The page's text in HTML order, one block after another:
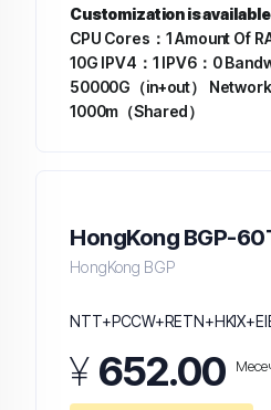
Customization is
CPU Cores：1Amount Of
10G IPV4：1 IPV6：0
50000G（in+out）
1000m（Shared）
HongKong BGP-
HongKong BGP
¥ 652.00